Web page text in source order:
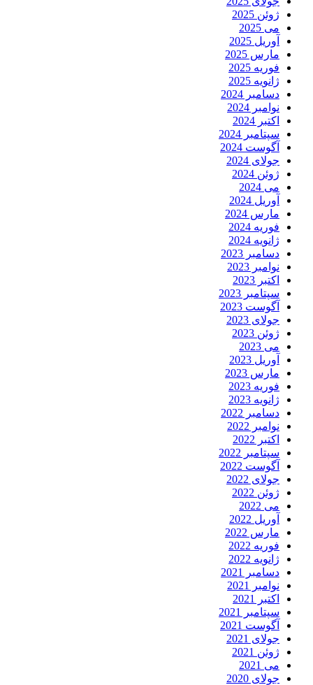
ژوئن 2025
می 2025
آوریل 2025
مارس 2025
فوریه 2025
ژانویه 2025
دسامبر 2024
نوامبر 2024
اکتبر 2024
سپتامبر 2024
آگوست 2024
جولای 2024
ژوئن 2024
می 2024
آوریل 2024
مارس 2024
فوریه 2024
ژانویه 2024
دسامبر 2023
نوامبر 2023
اکتبر 2023
سپتامبر 2023
آگوست 2023
جولای 2023
ژوئن 2023
می 2023
آوریل 2023
مارس 2023
فوریه 2023
ژانویه 2023
دسامبر 2022
نوامبر 2022
اکتبر 2022
سپتامبر 2022
آگوست 2022
جولای 2022
ژوئن 2022
می 2022
آوریل 2022
مارس 2022
فوریه 2022
ژانویه 2022
دسامبر 2021
نوامبر 2021
اکتبر 2021
سپتامبر 2021
آگوست 2021
جولای 2021
ژوئن 2021
می 2021
جولای 2020